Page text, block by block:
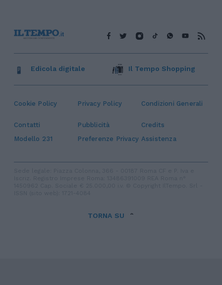
Cookie Policy Privacy Policy Condizioni Generali
Contatti Pubblicità
Credits
Modello 231
Preferenze Privacy Assistenza
Edicola digitale Il Tempo Shopping
TORNA SU